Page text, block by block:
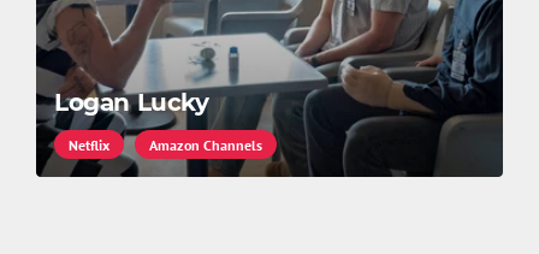
Logan Lucky
Netflix Amazon Channels